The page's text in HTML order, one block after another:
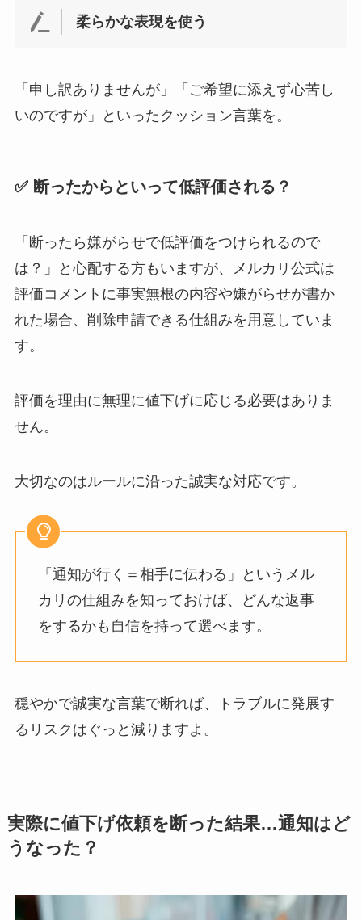
柔らかな表現を使う
「申し訳ありませんが」「ご希望に添えず心苦し
いのですが」といったクッション言葉を。
✅ 断ったからといって低評価される？
「断ったら嫌がらせで低評価をつけられるので
は？」と心配する方もいますが、メルカリ公式は
評価コメントに事実無根の内容や嫌がらせが書か
れた場合、削除申請できる仕組みを用意していま
す。
評価を理由に無理に値下げに応じる必要はありま
せん。
大切なのはルールに沿った誠実な対応です。
「通知が行く＝相手に伝わる」というメル
カリの仕組みを知っておけば、どんな返事
をするかも自信を持って選べます。
穏やかで誠実な言葉で断れば、トラブルに発展す
るリスクはぐっと減りますよ。
実際に値下げ依頼を断った結果…通知はど
うなった？